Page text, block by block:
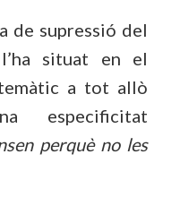
de supressió del
situat en el
a tot allò
especificitat
perquè no les